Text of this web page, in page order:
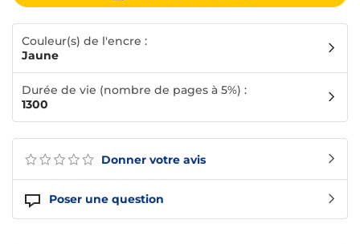
Donner votre avis
Poser une question
Couleur(s) de l'encre :
Jaune
Durée de vie (nombre de pages à 5%) :
1300